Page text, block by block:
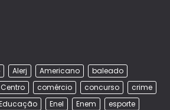
Alerj Americano
baleado
Centro comércio concurso
crime
Enel Enem
esporte